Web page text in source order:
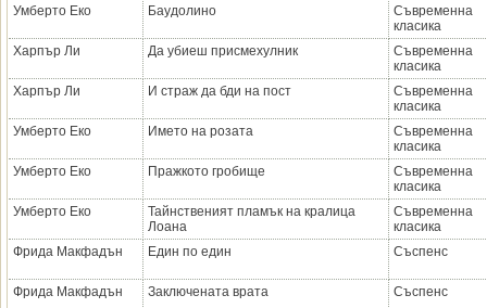
Умберто Еко Баудолино
Съвременна
класика
Харпър Ли
Да убиеш присмехулник
Съвременна
класика
Харпър Ли
И страж да бди на пост
Съвременна
класика
Умберто Еко
Името на розата
Съвременна
класика
Умберто Еко
Пражкото гробище
Съвременна
класика
Умберто Еко
Тайнственият пламък на кралица
Лоана
Съвременна
класика
Фрида Макфадън
Един по един Съспенс
Фрида Макфадън Заключената врата Съспенс